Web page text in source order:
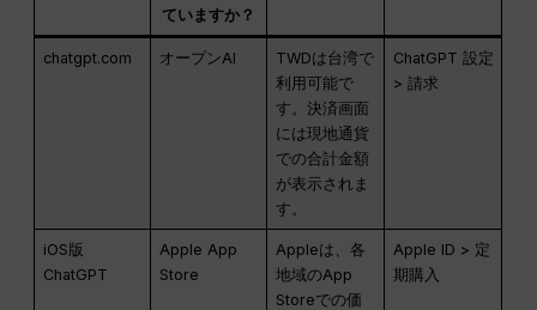
ていますか？
chatgpt.com オープンAI
TWDは台湾で
利用可能で
す。決済画面
には現地通貨
での合計金額
が表示されま
す。
ChatGPT 設定
> 請求
iOS版
ChatGPT
Apple App
Store
Appleは、各
地域のApp
Storeでの価
Apple ID > 定
期購入